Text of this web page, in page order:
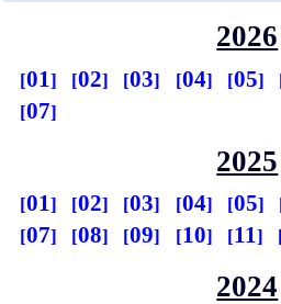
2026
01 02 03 04 05
07
2025
01 02 03 04 05
07
08 09 10 11
2024